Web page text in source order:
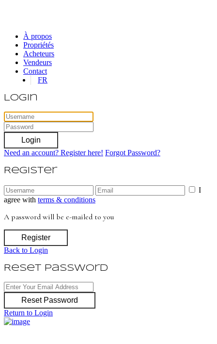
À propos
Propriétés
Acheteurs
Vendeurs
Contact
FR
Login
Login
Need an account? Register here! Forgot Password?
Register
I
agree with terms & conditions
A password will be e-mailed to you
Register
Back to Login
Reset Password
Reset Password
Return to Login